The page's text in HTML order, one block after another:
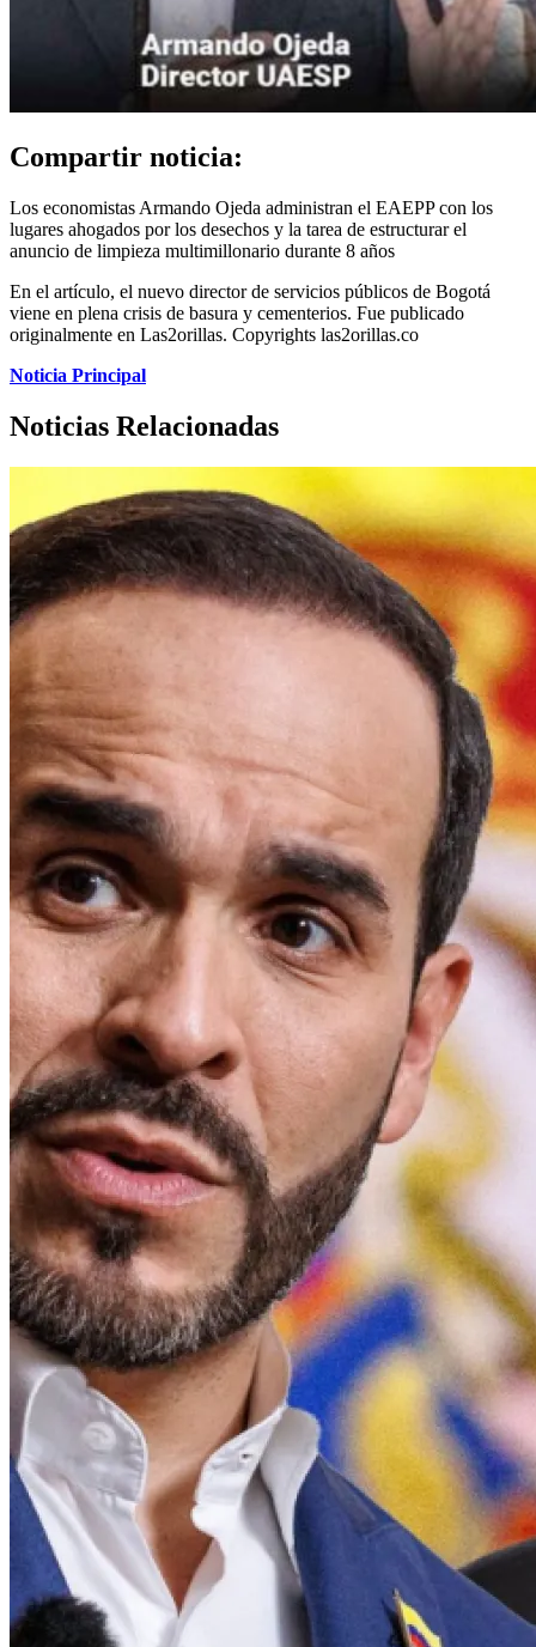
Compartir noticia:
Los economistas Armando Ojeda administran el EAEPP con los
lugares ahogados por los desechos y la tarea de estructurar el
anuncio de limpieza multimillonario durante 8 años
En el artículo, el nuevo director de servicios públicos de Bogotá
viene en plena crisis de basura y cementerios. Fue publicado
originalmente en Las2orillas. Copyrights las2orillas.co
Noticia Principal
Noticias Relacionadas